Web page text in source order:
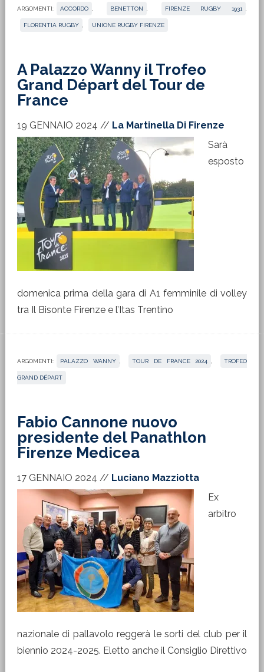
ARGOMENTI: ACCORDO BENETTON FIRENZE RUGBY 1931
FLORENTIA RUGBY UNIONE RUGBY FIRENZE
A Palazzo Wanny il Trofeo
Grand Départ del Tour de
France
19 GENNAIO 2024 // La Martinella Di Firenze
Sarà
esposto
domenica prima della gara di A1 femminile di volley
tra Il Bisonte Firenze e l’Itas Trentino
ARGOMENTI: PALAZZO WANNY TOUR DE FRANCE 2024 TROFEO
GRAND DÉPART
Fabio Cannone nuovo
presidente del Panathlon
Firenze Medicea
17 GENNAIO 2024 // Luciano Mazziotta
Ex
arbitro
nazionale di pallavolo reggerà le sorti del club per il
biennio 2024-2025. Eletto anche il Consiglio Direttivo